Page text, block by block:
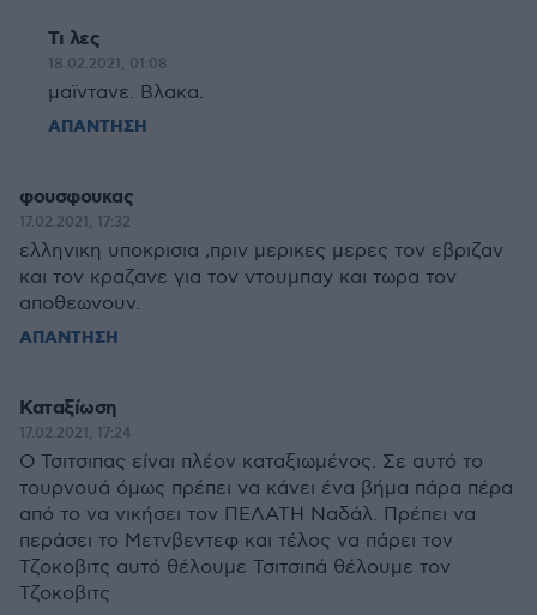
Τι λες
18.02.2021, 01:08
μαϊντανε. Βλακα.
ΑΠΑΝΤΗΣΗ
φουσφουκας
17.02.2021, 17:32
ελληνικη υποκρισια ,πριν μερικες μερες τον εβριζαν
και τον κραζανε για τον ντουμπαy και τωρα τον
αποθεωνουν.
ΑΠΑΝΤΗΣΗ
Καταξίωση
17.02.2021, 17:24
Ο Τσιτσιπας είναι πλέον καταξιωμένος. Σε αυτό το
τουρνουά όμως πρέπει να κάνει ένα βήμα πάρα πέρα
από το να νικήσει τον ΠΕΛΑΤΗ Ναδάλ. Πρέπει να
περάσει το Μετνβεντεφ και τέλος να πάρει τον
Τζοκοβιτς αυτό θέλουμε Τσιτσιπά θέλουμε τον
Τζοκοβιτς